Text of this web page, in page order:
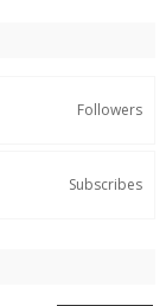
Followers
Subscribes